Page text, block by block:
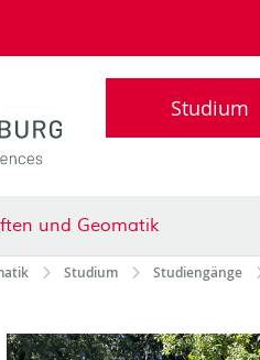
Studium
und Geomatik
Studium Studiengänge